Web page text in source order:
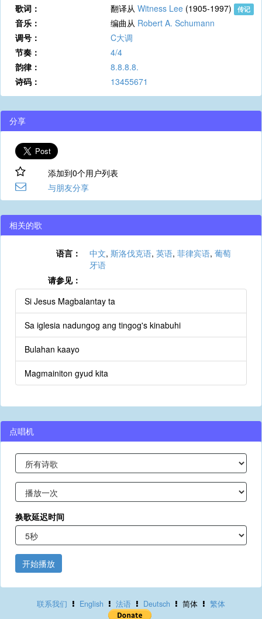
歌词：
翻译从 Witness Lee (1905-1997) 传记
音乐： 编曲从 Robert A. Schumann
调号：
C大调
节奏：
4/4
韵律：
8.8.8.8.
诗码：
13455671
分享
添加到0个用户列表
与朋友分享
相关的歌
语言： 中文, 斯洛伐克语, 英语, 菲律宾语, 葡萄
牙语
请参见：
Si Jesus Magbalantay ta
Sa iglesia nadungog ang tingog's kinabuhi
Bulahan kaayo
Magmainiton gyud kita
点唱机
换歌延迟时间
开始播放
联系我们 English 法语 Deutsch 简体 繁体